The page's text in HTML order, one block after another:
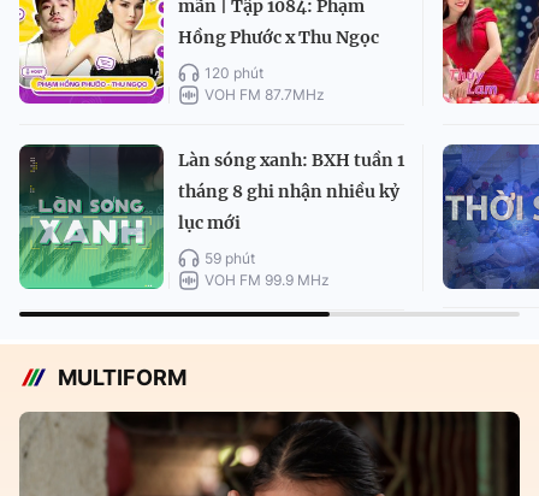
mãn | Tập 1084: Phạm
Hồng Phước x Thu Ngọc
120 phút
VOH FM 87.7MHz
Làn sóng xanh: BXH tuần 1
tháng 8 ghi nhận nhiều kỷ
lục mới
59 phút
VOH FM 99.9 MHz
MULTIFORM